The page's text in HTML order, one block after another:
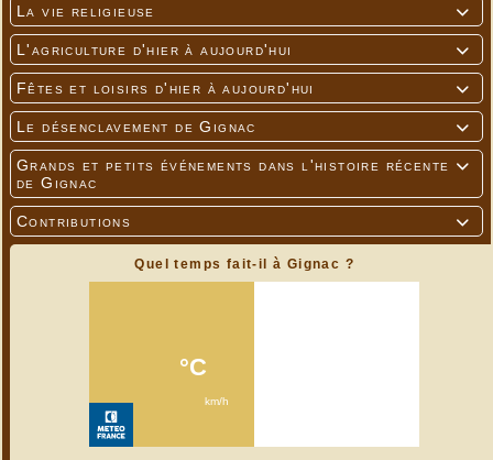

La vie religieuse

L'agriculture d'hier à aujourd'hui

Fêtes et loisirs d'hier à aujourd'hui

Le désenclavement de Gignac

Grands et petits événements dans l'histoire récente
de Gignac

Contributions
Quel temps fait-il à Gignac ?
---